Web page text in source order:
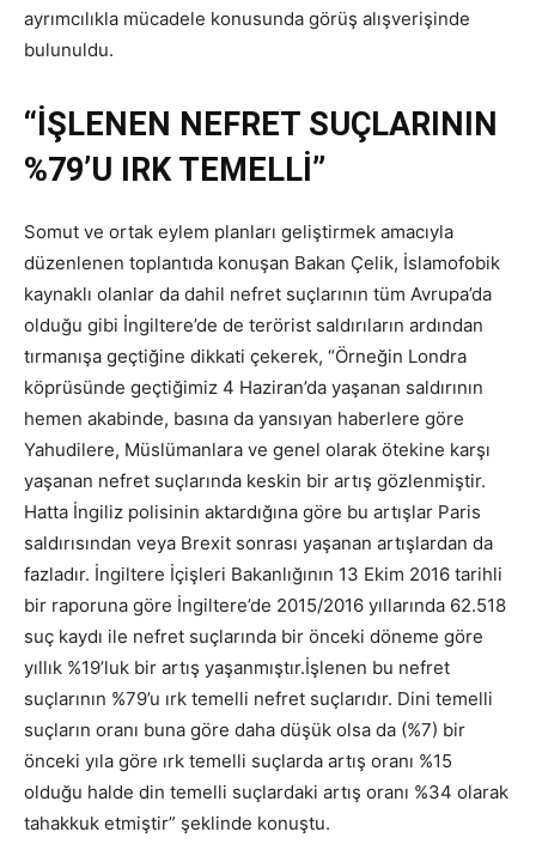
ayrımcılıkla mücadele konusunda görüş alışverişinde
bulunuldu.
“İŞLENEN NEFRET SUÇLARININ
%79’U IRK TEMELLİ”
Somut ve ortak eylem planları geliştirmek amacıyla
düzenlenen toplantıda konuşan Bakan Çelik, İslamofobik
kaynaklı olanlar da dahil nefret suçlarının tüm Avrupa’da
olduğu gibi İngiltere’de de terörist saldırıların ardından
tırmanışa geçtiğine dikkati çekerek, “Örneğin Londra
köprüsünde geçtiğimiz 4 Haziran’da yaşanan saldırının
hemen akabinde, basına da yansıyan haberlere göre
Yahudilere, Müslümanlara ve genel olarak ötekine karşı
yaşanan nefret suçlarında keskin bir artış gözlenmiştir.
Hatta İngiliz polisinin aktardığına göre bu artışlar Paris
saldırısından veya Brexit sonrası yaşanan artışlardan da
fazladır. İngiltere İçişleri Bakanlığının 13 Ekim 2016 tarihli
bir raporuna göre İngiltere’de 2015/2016 yıllarında 62.518
suç kaydı ile nefret suçlarında bir önceki döneme göre
yıllık %19’luk bir artış yaşanmıştır.İşlenen bu nefret
suçlarının %79’u ırk temelli nefret suçlarıdır. Dini temelli
suçların oranı buna göre daha düşük olsa da (%7) bir
önceki yıla göre ırk temelli suçlarda artış oranı %15
olduğu halde din temelli suçlardaki artış oranı %34 olarak
tahakkuk etmiştir” şeklinde konuştu.